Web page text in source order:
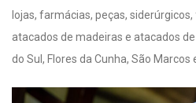
lojas, farmácias, peças,
atacados de madeiras e atacados
do Sul, Flores da Cunha, São Marcos